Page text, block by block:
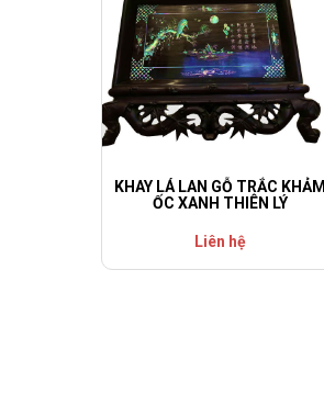
KHAY LÁ LAN GỖ TRẮC KHẢM
ỐC XANH THIÊN LÝ
Liên hệ